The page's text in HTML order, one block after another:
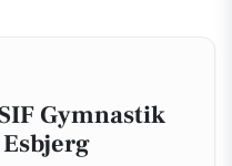
Gymnastik